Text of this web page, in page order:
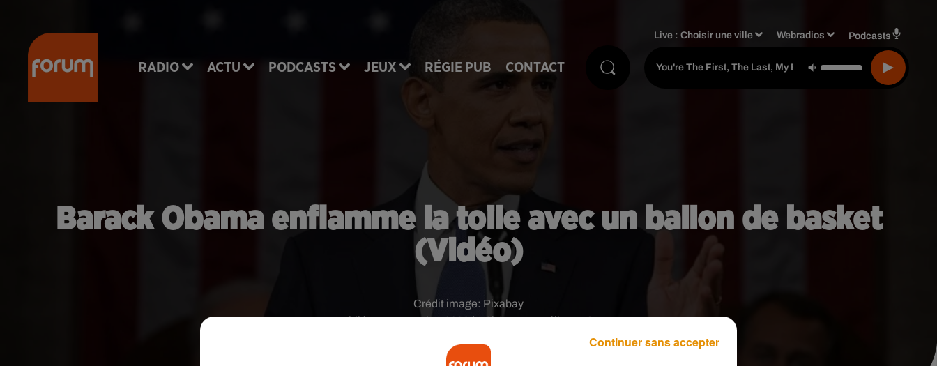
RADIO ACTU PODCASTS JEUX RÉGIE PUB CONTACT
Live :Choisir une ville Webradios Podcasts
You're The First, The Last, My Everything - Barry White
Barack Obama enflamme la toile avec un ballon de basket
(Vidéo)
Publié : 1er novembre 2020 à 19h45 par Aurélie AMCN
Crédit image: Pixabay
Continuer sans accepter